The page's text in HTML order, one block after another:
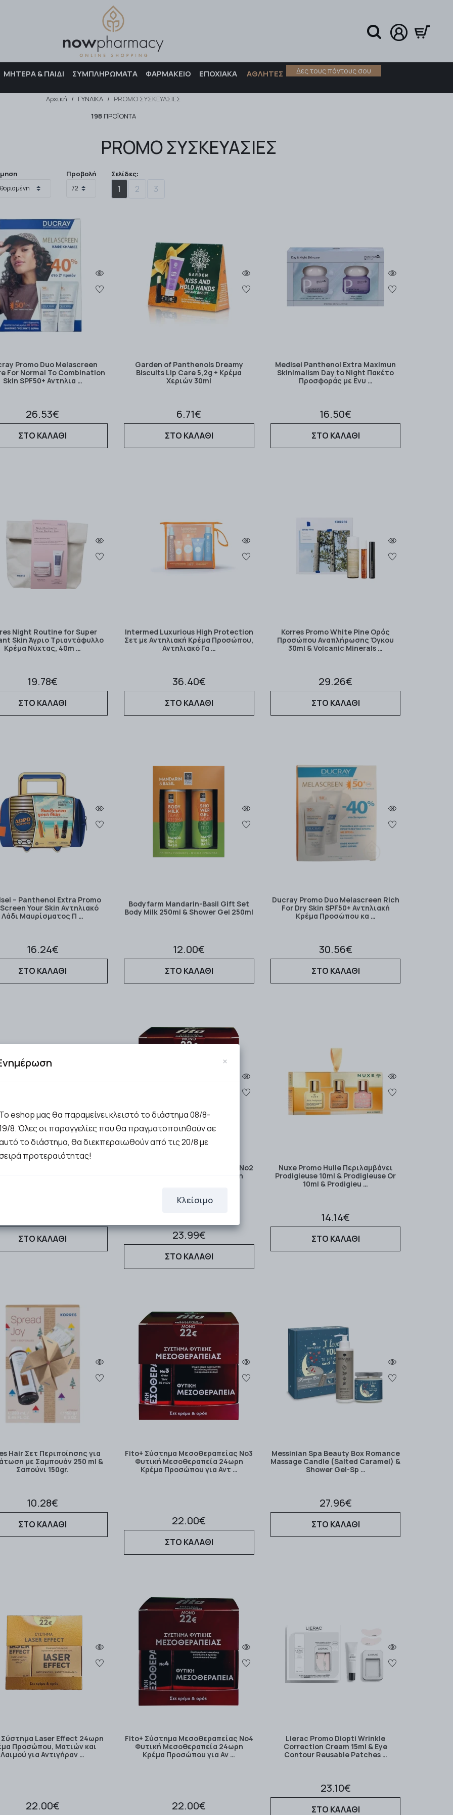
ΜΗΤΕΡΑ & ΠΑΙΔΙ ΣΥΜΠΛΗΡΩΜΑΤΑ ΦΑΡΜΑΚΕΙΟ ΕΠΟΧΙΑΚΑ ΑΘΛΗΤΕΣ Δες τους πόντους σου
Αναζήτηση
Αρχική / ΓΥΝΑΙΚΑ / PROMO ΣΥΣΚΕΥΑΣΙΕΣ
198 ΠΡΟΪΌΝΤΑ
PROMO ΣΥΣΚΕΥΑΣΙΕΣ
Προβολή Σελίδες:
1 2 3
Promo Duo Melascreen
For Normal To Combination
Skin SPF50+ Αντηλια …
26.53€
ΣΤΟ ΚΑΛΑΘΙ
Garden of Panthenols Dreamy
Biscuits Lip Care 5,2g + Κρέμα
Χεριών 30ml
6.71€
ΣΤΟ ΚΑΛΑΘΙ
Medisei Panthenol Extra Maximun
Skinimalism Day to Night Πακέτο
Προσφοράς με Ενυ …
16.50€
ΣΤΟ ΚΑΛΑΘΙ
Night Routine for Super
Skin Άγριο Τριαντάφυλλο
Κρέμα Νύχτας, 40m …
19.78€
ΣΤΟ ΚΑΛΑΘΙ
Intermed Luxurious High Protection
Σετ με Αντηλιακή Κρέμα Προσώπου,
Αντηλιακό Γα …
36.40€
ΣΤΟ ΚΑΛΑΘΙ
Korres Promo White Pine Ορός
Προσώπου Αναπλήρωσης Όγκου
30ml & Volcanic Minerals …
29.26€
ΣΤΟ ΚΑΛΑΘΙ
– Panthenol Extra Promo
Your Skin Αντηλιακό
Λάδι Μαυρίσματος Π …
16.24€
ΣΤΟ ΚΑΛΑΘΙ
Bodyfarm Mandarin-Basil Gift Set
Body Milk 250ml & Shower Gel 250ml
12.00€
ΣΤΟ ΚΑΛΑΘΙ
Ducray Promo Duo Melascreen Rich
For Dry Skin SPF50+ Αντηλιακή
Κρέμα Προσώπου κα …
30.56€
ΣΤΟ ΚΑΛΑΘΙ
ΣΤΟ ΚΑΛΑΘΙ
Fito+ Σύστημα Μεσοθεραπείας Νο2
Φυτική Μεσοθεραπεία 24ωρη
23.99€
ΣΤΟ ΚΑΛΑΘΙ
Nuxe Promo Huile Περιλαμβάνει
Prodigieuse 10ml & Prodigieuse Or
10ml & Prodigieu …
14.14€
ΣΤΟ ΚΑΛΑΘΙ
Hair Σετ Περιποίησης για
με Σαμπουάν 250 ml &
Σαπούνι 150gr.
10.28€
ΣΤΟ ΚΑΛΑΘΙ
Fito+ Σύστημα Μεσοθεραπείας Νο3
Φυτική Μεσοθεραπεία 24ωρη
Κρέμα Προσώπου για Αντ …
22.00€
ΣΤΟ ΚΑΛΑΘΙ
Messinian Spa Beauty Box Romance
Massage Candle (Salted Caramel) &
Shower Gel-Sp …
27.96€
ΣΤΟ ΚΑΛΑΘΙ
Laser Effect 24ωρη
Προσώπου, Ματιών και
Λαιμού για Αντιγήραν …
22.00€
Fito+ Σύστημα Μεσοθεραπείας Νο4
Φυτική Μεσοθεραπεία 24ωρη
Κρέμα Προσώπου για Αν …
22.00€
Lierac Promo Diopti Wrinkle
Correction Cream 15ml & Eye
Contour Reusable Patches …
23.10€
ΣΤΟ ΚΑΛΑΘΙ
×
eshop μας θα παραμείνει κλειστό το διάστημα 08/8-
8. Όλες οι παραγγελίες που θα πραγματοποιηθούν σε
το διάστημα, θα διεκπεραιωθούν από τις 20/8 με
προτεραιότητας!
Κλείσιμο